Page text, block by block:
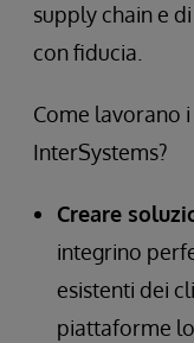
supply chain e
con fiducia.
Come lavorano
InterSystems?
Creare
integrino
esistenti dei
piattaforme